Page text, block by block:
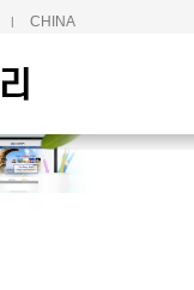
| CHINA